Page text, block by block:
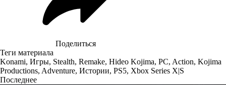
Поделиться
Теги материала
Konami, Игры, Stealth, Remake, Hideo Kojima, PC, Action, Kojima
Productions, Adventure, Истории, PS5, Xbox Series X|S
Последнее